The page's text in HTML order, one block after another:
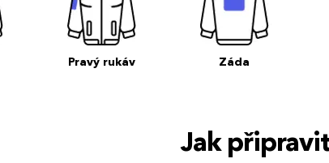
Pravý rukáv Záda
Jak